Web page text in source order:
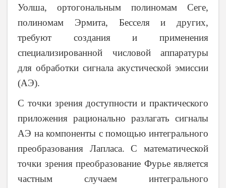
Уолша, ортогональным полиномам Сеге,
полиномам Эрмита, Бесселя и других,
требуют создания и применения
специализированной числовой аппаратуры
для обработки сигнала акустической эмиссии
(АЭ).
С точки зрения доступности и практического
приложения рационально разлагать сигналы
АЭ на компоненты с помощью интегрального
преобразования Лапласа. С математической
точки зрения преобразование Фурье является
частным случаем интегрального